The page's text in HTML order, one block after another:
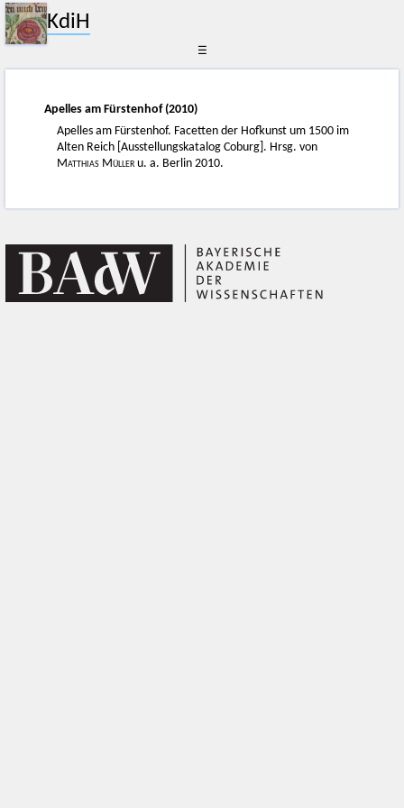
KdiH
☰
Apelles am Fürstenhof (2010)
Apelles am Fürstenhof. Facetten der Hofkunst um 1500 im
Alten Reich [Ausstellungskatalog Coburg]. Hrsg. von
Matthias Müller u. a. Berlin 2010.